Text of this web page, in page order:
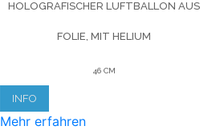
HOLOGRAFISCHER LUFTBALLON AUS
FOLIE, MIT HELIUM
46 CM
INFO
Mehr erfahren